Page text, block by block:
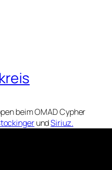
beim OMAD Cypher
undSiriuz.